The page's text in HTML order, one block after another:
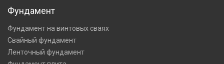
Фундамент
Фундамент на винтовых сваях
Свайный фундамент
Ленточный фундамент